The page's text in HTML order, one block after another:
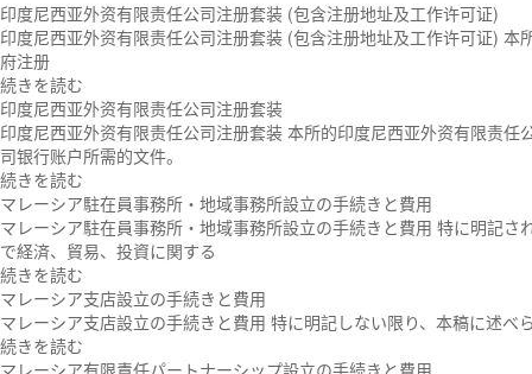
印度尼西亚外资有限责任公司注册套装 (包含注册地址及工作许可证)
印度尼西亚外资有限责任公司注册套装 (包含注册地址及工作许可证)
府注册
続きを読む
印度尼西亚外资有限责任公司注册套装
印度尼西亚外资有限责任公司注册套装 本所的印度尼西亚外资有限责
司银行账户所需的文件。
続きを読む
マレーシア駐在員事務所・地域事務所設立の手続きと費用
マレーシア駐在員事務所・地域事務所設立の手続きと費用 特に明記
で経済、貿易、投資に関する
続きを読む
マレーシア支店設立の手続きと費用
マレーシア支店設立の手続きと費用 特に明記しない限り、本稿に述
続きを読む
マレーシア有限責任パートナーシップ設立の手続きと費用